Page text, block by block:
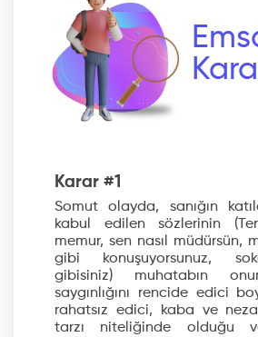
Karar #1
Somut olayda, sanığın
kabul edilen sözlerinin
memur, sen nasıl müdürsün,
gibi konuşuyorsunuz,
gibisiniz) muhatabın
saygınlığını rencide edici
rahatsız edici, kaba ve
tarzı niteliğinde olduğu